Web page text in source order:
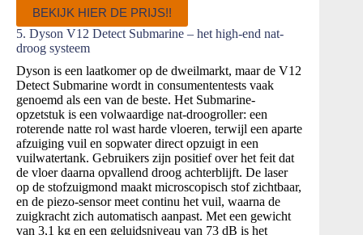
BEKIJK HIER DE PRIJS!!
5. Dyson V12 Detect Submarine – het high-end nat-
droog systeem
Dyson is een laatkomer op de dweilmarkt, maar de V12
Detect Submarine wordt in consumententests vaak
genoemd als een van de beste. Het Submarine-
opzetstuk is een volwaardige nat-droogroller: een
roterende natte rol wast harde vloeren, terwijl een aparte
afzuiging vuil en sopwater direct opzuigt in een
vuilwatertank. Gebruikers zijn positief over het feit dat
de vloer daarna opvallend droog achterblijft. De laser
op de stofzuigmond maakt microscopisch stof zichtbaar,
en de piezo-sensor meet continu het vuil, waarna de
zuigkracht zich automatisch aanpast. Met een gewicht
van 3,1 kg en een geluidsniveau van 73 dB is het